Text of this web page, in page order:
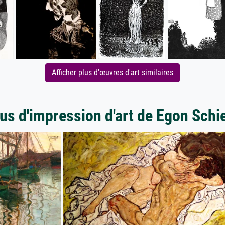
Afficher plus d'œuvres d'art similaires
d'impression d'art de Egon